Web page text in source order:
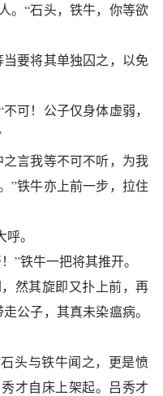
。“石头，铁牛，你等欲
要将其单独囚之，以免
可！公子仅身体虚弱，
言我等不可不听，为我
”铁牛亦上前一步，拉住
。
”铁牛一把将其推开。
然其旋即又扑上前，再
公子，其真未染瘟病。
头与铁牛闻之，更是愤
才自床上架起。吕秀才